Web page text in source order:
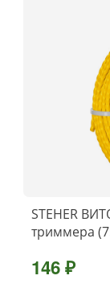
STEHER
триммера
146 ₽